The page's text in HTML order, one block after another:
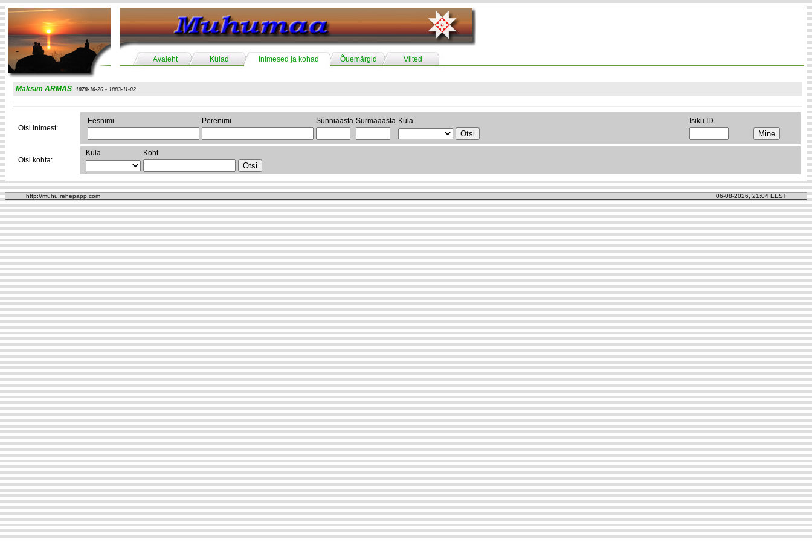
Avaleht Külad Inimesed ja kohad Õuemärgid Viited
Maksim ARMAS 1878-10-26 - 1883-11-02
Otsi inimest:
Eesnimi Perenimi Sünniaasta Surmaaasta Küla Isiku ID
Otsi kohta:
Küla Koht
http://muhu.rehepapp.com 06-08-2026, 21:04 EEST